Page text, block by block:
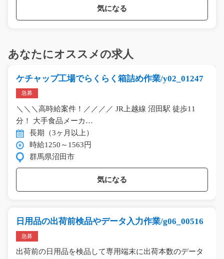
気になる
あなたにオススメの求人
ケチャップ工場でらくらく箱詰め作業/y02_01247
急募
＼＼＼高時給案件！／／／／ JR上越線 沼田駅 徒歩11
分！ 大手食品メーカ…
長期（3ヶ月以上）
時給1250～1563円
群馬県沼田市
気になる
日用品の出荷前検品やデータ入力作業/g06_00516
急募
出荷前の日用品を検品して専用端末に出荷本数のデータ